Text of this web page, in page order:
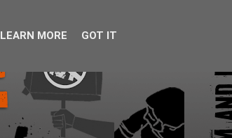
LEARN MORE GOT IT